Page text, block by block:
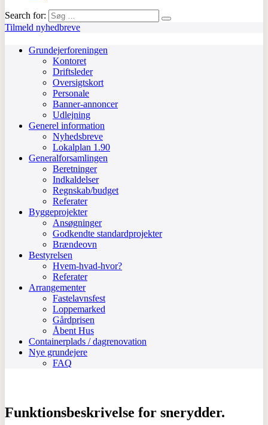
Search for:
Tilmeld nyhedbreve
Grundejerforeningen
Kontoret
Driftsleder
Oversigtskort
Personale
Banner-annoncer
Udlejning
Generel information
Nyhedsbreve
Lokalplan 1.90
Generalforsamlingen
Beretninger
Indkaldelser
Regnskab/budget
Referater
Byggeprojekter
Ansøgninger
Godkendte standardprojekter
Brændeovn
Bestyrelsen
Hvem-hvad-hvor?
Referater
Arrangementer
Fastelavnsfest
Loppemarked
Gårdprisen
Åbent Hus
Containerplads / dagrenovation
Nye grundejere
FAQ
Funktionsbeskrivelse for snerydder.